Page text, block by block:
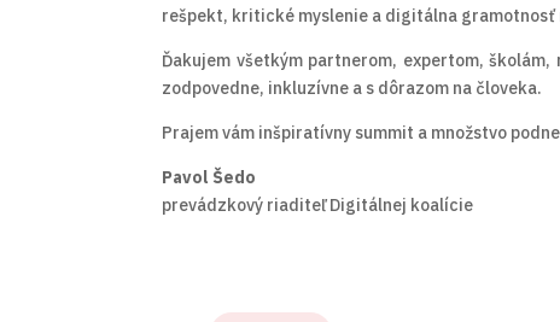
rešpekt, kritické myslenie a digitálna
Ďakujem všetkým partnerom, expertom,
zodpovedne, inkluzívne a s dôrazom na človeka.
Prajem vám inšpiratívny summit a množstvo
Pavol Šedo
prevádzkový riaditeľ Digitálnej koalície